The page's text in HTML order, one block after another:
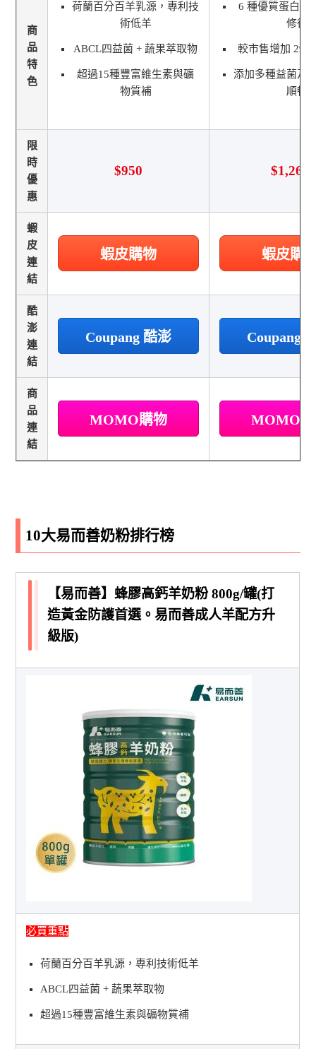
商
品
特
色
荷蘭百分百羊乳源，專利技
術低羊
ABCL四益菌 + 蔬果萃取物
超過15種豐富維生素與礦
物質補
6 種優質蛋白質
修復
較市售增加
添加多種益菌及
順暢
限
時
優
惠
$950 $1,269
蝦
皮
連
結
蝦皮購物 蝦皮購
酷
澎
連
結
Coupang 酷澎 Coupang
商
品
連
結
MOMO購物 MOMO
10大易而善奶粉排行榜
【易而善】蜂膠高鈣羊奶粉 800g/罐(打
造黃金防護首選。易而善成人羊配方升
級版)
必買重點
荷蘭百分百羊乳源，專利技術低羊
ABCL四益菌 + 蔬果萃取物
超過15種豐富維生素與礦物質補